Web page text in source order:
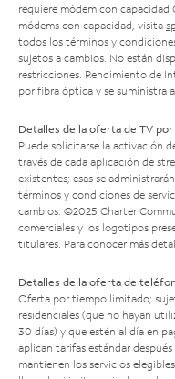
requiere módem con capacidad
módems con capacidad, visita
todos los términos y
sujetos a cambios. No están
restricciones. Rendimiento de
por fibra óptica y se suministra
Detalles de la oferta de TV por
Puede solicitarse la activación
través de cada aplicación de
existentes; esas se
términos y condiciones de
cambios. ©2025 Charter
comerciales y los logotipos
titulares. Para conocer más
Detalles de la oferta de
Oferta por tiempo limitado;
residenciales (que no hayan
30 días) y que estén al día en
aplican tarifas estándar
mantienen los servicios